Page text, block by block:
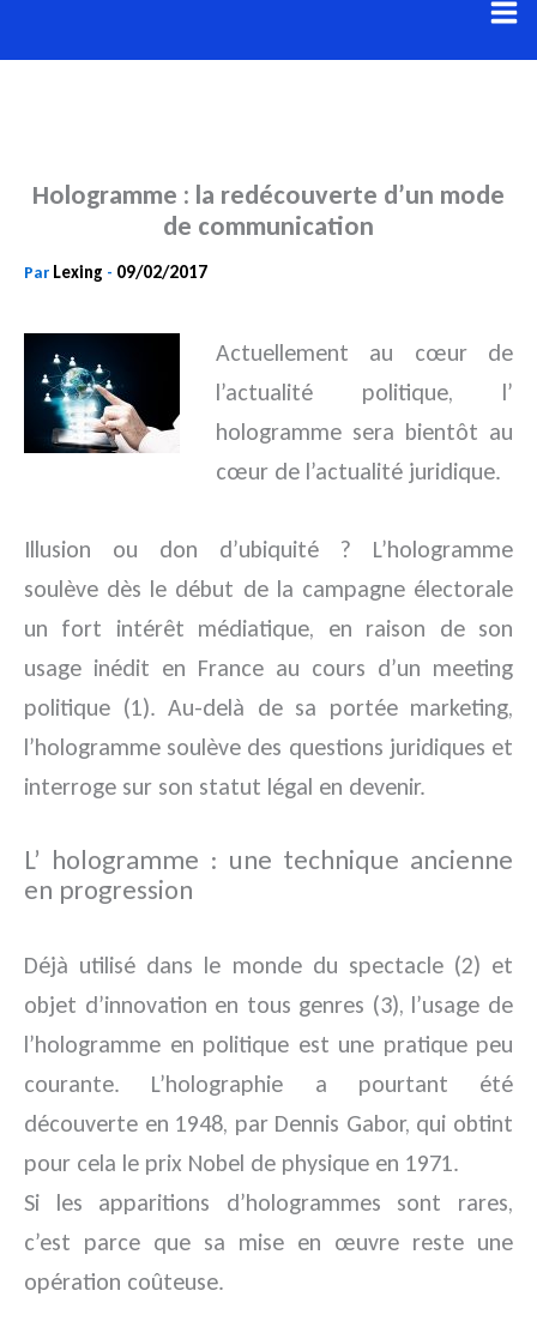
au
Hologramme : la redécouverte d’un mode
de communication
Par Lexing - 09/02/2017
Actuellement au cœur de
l’actualité politique, l’
hologramme sera bientôt au
cœur de l’actualité juridique.
Illusion ou don d’ubiquité ? L’hologramme
soulève dès le début de la campagne électorale
un fort intérêt médiatique, en raison de son
usage inédit en France au cours d’un meeting
politique (1). Au-delà de sa portée marketing,
l’hologramme soulève des questions juridiques et
interroge sur son statut légal en devenir.
L’ hologramme : une technique ancienne
en progression
Déjà utilisé dans le monde du spectacle (2) et
objet d’innovation en tous genres (3), l’usage de
l’hologramme en politique est une pratique peu
courante. L’holographie a pourtant été
découverte en 1948, par Dennis Gabor, qui obtint
pour cela le prix Nobel de physique en 1971.
Si les apparitions d’hologrammes sont rares,
c’est parce que sa mise en œuvre reste une
opération coûteuse.